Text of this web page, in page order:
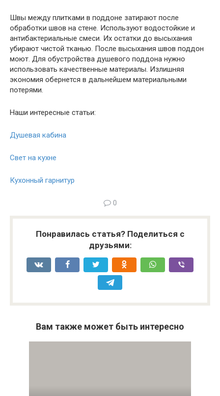
Швы между плитками в поддоне затирают после
обработки швов на стене. Используют водостойкие и
антибактериальные смеси. Их остатки до высыхания
убирают чистой тканью. После высыхания швов поддон
моют. Для обустройства душевого поддона нужно
использовать качественные материалы. Излишняя
экономия обернется в дальнейшем материальными
потерями.
Наши интересные статьи:
Душевая кабина
Свет на кухне
Кухонный гарнитур
0
Понравилась статья? Поделиться с
друзьями:
Вам также может быть интересно